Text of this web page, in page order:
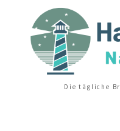
Die tägliche